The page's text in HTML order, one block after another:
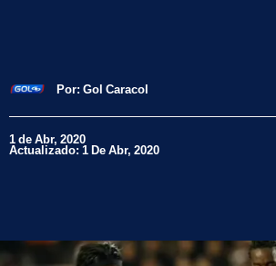
Por: Gol Caracol
1 de Abr, 2020
Actualizado: 1 De Abr, 2020